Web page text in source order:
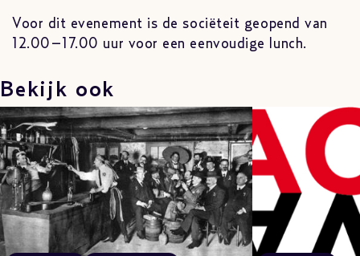
Voor dit evenement is de sociëteit geopend van
12.00–17.00 uur voor een eenvoudige lunch.
Bekijk ook